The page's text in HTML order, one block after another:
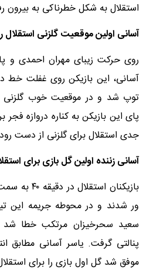
استقلال به شکل خطرناکی به بیرون
آسانی اولین موقعیت گلزنی استقلال
روی حرکت زیبای مهران احمدی و
آسانی، این بازیکن روی غفلت
توپ شد و در موقعیت خوب گلزنی
پای این بازیکن به کناره دروازه
جدی استقلال برای گلزنی از دست
آسانی زننده اولین گل بازی برای
بازیکنان
ور شدند و در محوطه جریمه این
سعید سحرخیزان مرتکب خطا شد
پنالتی گرفت. یاسر آسانی مطابق
موفق شد گل اول بازی را برای